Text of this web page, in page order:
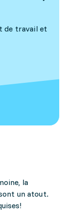
de travail et
la
un atout.